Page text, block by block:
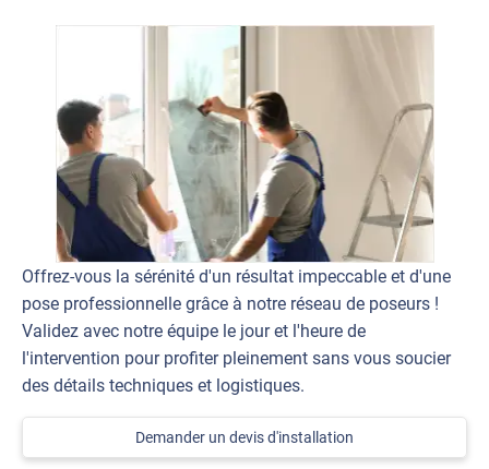
Offrez-vous la sérénité d'un résultat impeccable et d'une
pose professionnelle grâce à notre réseau de poseurs !
Validez avec notre équipe le jour et l'heure de
l'intervention pour profiter pleinement sans vous soucier
des détails techniques et logistiques.
Demander un devis d'installation